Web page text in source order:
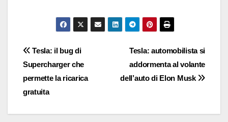
Navigazione
articoli
Tesla: automobilista si
addormenta al volante
dell’auto di Elon Musk
Tesla: il bug di
Supercharger che
permette la ricarica
gratuita